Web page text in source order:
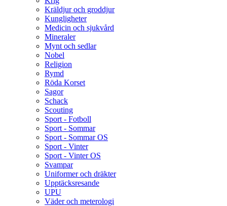
Kräldjur och groddjur
Kungligheter
Medicin och sjukvård
Mineraler
Mynt och sedlar
Nobel
Religion
Rymd
Röda Korset
Sagor
Schack
Scouting
Sport - Fotboll
Sport - Sommar
Sport - Sommar OS
Sport - Vinter
Sport - Vinter OS
Svampar
Uniformer och dräkter
Upptäcksresande
UPU
Väder och meterologi